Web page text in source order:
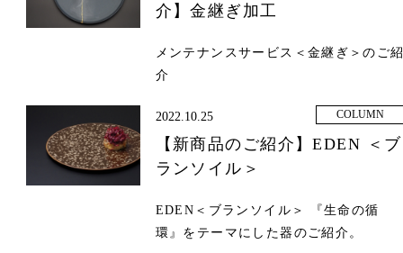
介】金継ぎ加工
メンテナンスサービス＜金継ぎ＞のご
介
2022.10.25 COLUMN
【新商品のご紹介】EDEN ＜ブ
ランソイル＞
EDEN＜ブランソイル＞ 『生命の循
環』をテーマにした器のご紹介。